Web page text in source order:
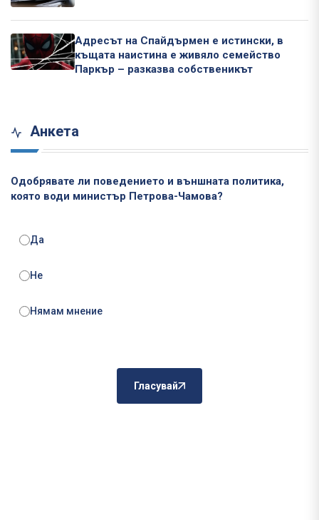
Адресът на Спайдърмен е истински, в
къщата наистина е живяло семейство
Паркър – разказва собственикът
Анкета
Одобрявате ли поведението и външната политика,
която води министър Петрова-Чамова?
Да
Не
Нямам мнение
Гласувай